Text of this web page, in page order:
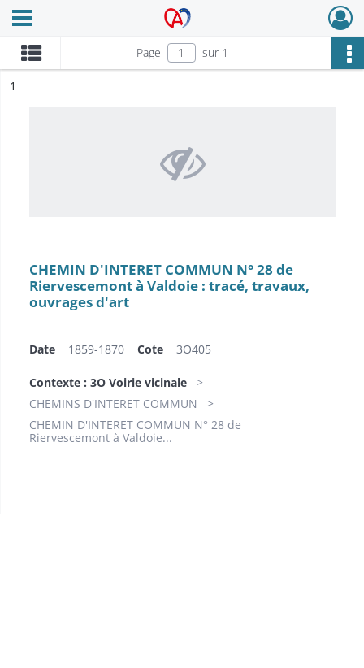
Archives Alsace - Colmar
Ouvrir le menu déroulant
Page sur 1
n°
1
CHEMIN D'INTERET COMMUN N° 28 de
Riervescemont à Valdoie : tracé, travaux,
ouvrages d'art
Date 1859-1870 Cote 3O405
Contexte : 3O Voirie vicinale
CHEMINS D'INTERET COMMUN
CHEMIN D'INTERET COMMUN N° 28 de
Riervescemont à Valdoie...